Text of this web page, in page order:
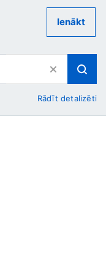
Ienākt
Rādīt detalizēti